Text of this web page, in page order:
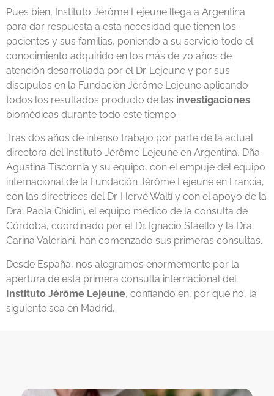
Pues bien, Instituto Jérôme Lejeune llega a Argentina
para dar respuesta a esta necesidad que tienen los
pacientes y sus familias, poniendo a su servicio todo el
conocimiento adquirido en los más de 70 años de
atención desarrollada por el Dr. Lejeune y por sus
discípulos en la Fundación Jérôme Lejeune aplicando
todos los resultados producto de las investigaciones
biomédicas durante todo este tiempo.
Tras dos años de intenso trabajo por parte de la actual
directora del Instituto Jérôme Lejeune en Argentina, Dña.
Agustina Tiscornia y su equipo, con el empuje del equipo
internacional de la Fundación Jérôme Lejeune en Francia,
con las directrices del Dr. Hervé Waltí y con el apoyo de la
Dra. Paola Ghidini, el equipo médico de la consulta de
Córdoba, coordinado por el Dr. Ignacio Sfaello y la Dra.
Carina Valeriani, han comenzado sus primeras consultas.
Desde España, nos alegramos enormemente por la
apertura de esta primera consulta internacional del
Instituto Jérôme Lejeune, confiando en, por qué no, la
siguiente sea en Madrid.